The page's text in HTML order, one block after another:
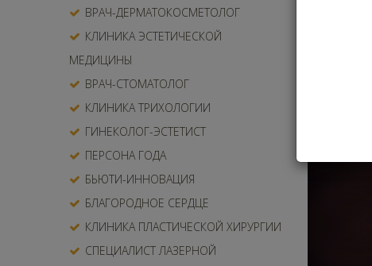
ВРАЧ-ДЕРМАТОКОСМЕТОЛОГ
КЛИНИКА ЭСТЕТИЧЕСКОЙ
МЕДИЦИНЫ
ВРАЧ-СТОМАТОЛОГ
КЛИНИКА ТРИХОЛОГИИ
ГИНЕКОЛОГ-ЭСТЕТИСТ
ПЕРСОНА ГОДА
БЬЮТИ-ИННОВАЦИЯ
БЛАГОРОДНОЕ СЕРДЦЕ
КЛИНИКА ПЛАСТИЧЕСКОЙ ХИРУРГИИ
СПЕЦИАЛИСТ ЛАЗЕРНОЙ